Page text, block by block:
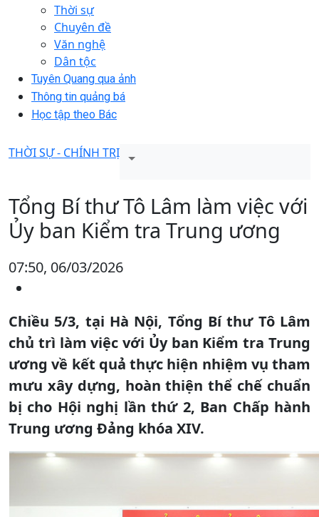
Thời sự
Chuyên đề
Văn nghệ
Dân tộc
Tuyên Quang qua ảnh
Thông tin quảng bá
Học tập theo Bác
THỜI SỰ - CHÍNH TRỊ
Tổng Bí thư Tô Lâm làm việc với
Ủy ban Kiểm tra Trung ương
07:50, 06/03/2026
Chiều 5/3, tại Hà Nội, Tổng Bí thư Tô Lâm
chủ trì làm việc với Ủy ban Kiểm tra Trung
ương về kết quả thực hiện nhiệm vụ tham
mưu xây dựng, hoàn thiện thể chế chuẩn
bị cho Hội nghị lần thứ 2, Ban Chấp hành
Trung ương Đảng khóa XIV.